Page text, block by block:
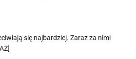
się najbardziej. Zaraz za nimi